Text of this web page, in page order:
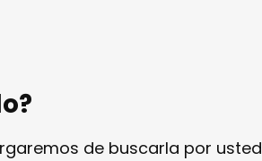
de buscarla por usted